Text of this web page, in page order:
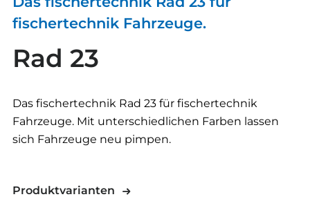
fischertechnik Fahrzeuge.
Rad 23
Das fischertechnik Rad 23 für fischertechnik
Fahrzeuge. Mit unterschiedlichen Farben lassen
sich Fahrzeuge neu pimpen.
Produktvarianten